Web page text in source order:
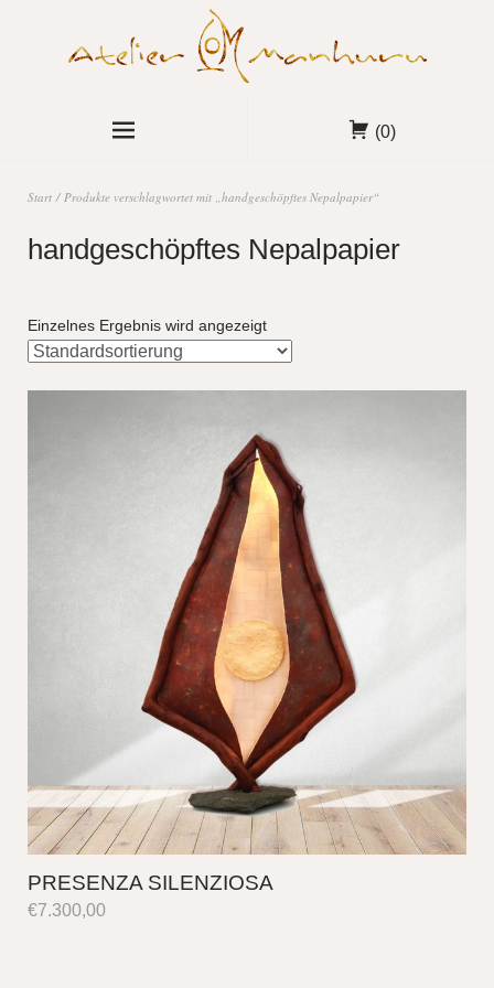
(0)
Start / Produkte verschlagwortet mit „handgeschöpftes Nepalpapier“
handgeschöpftes Nepalpapier
Einzelnes Ergebnis wird angezeigt
PRESENZA SILENZIOSA
€7.300,00